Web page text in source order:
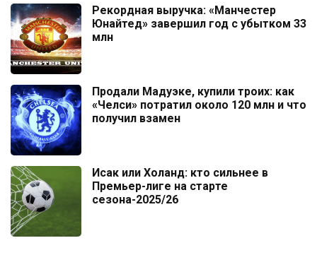
Рекордная выручка: «Манчестер
Юнайтед» завершил год с убытком 33
млн
Продали Мадуэке, купили троих: как
«Челси» потратил около 120 млн и что
получил взамен
Исак или Холанд: кто сильнее в
Премьер-лиге на старте
сезона-2025/26